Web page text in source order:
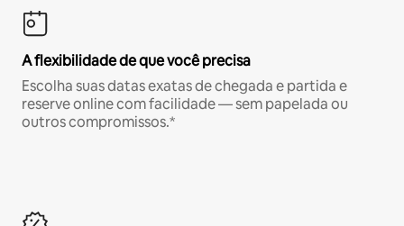
A flexibilidade de que você precisa
Escolha suas datas exatas de chegada e partida e
reserve online com facilidade — sem papelada ou
outros compromissos.*